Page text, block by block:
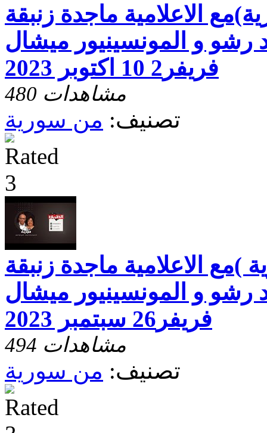
الاعلامية ماجدة زنبقة
رشو و المونسينيور ميشال
فريفر2 10 اكتوبر 2023
480 مشاهدات
تصنيف: من سورية
)مع الاعلامية ماجدة زنبقة
رشو و المونسينيور ميشال
فريفر26 سبتمبر 2023
494 مشاهدات
تصنيف: من سورية